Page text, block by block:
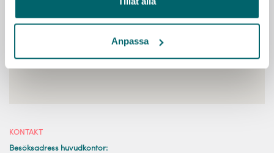
Anpassa
KONTAKT
Besöksadress huvudkontor: